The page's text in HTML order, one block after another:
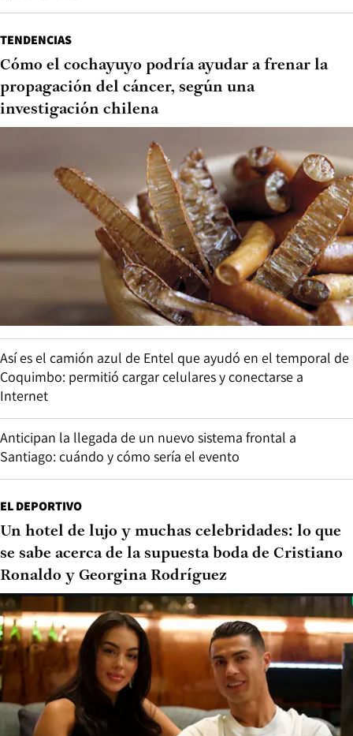
TENDENCIAS
Cómo el cochayuyo podría ayudar a frenar la
propagación del cáncer, según una
investigación chilena
Así es el camión azul de Entel que ayudó en el temporal de
Coquimbo: permitió cargar celulares y conectarse a
Internet
Anticipan la llegada de un nuevo sistema frontal a
Santiago: cuándo y cómo sería el evento
EL DEPORTIVO
Un hotel de lujo y muchas celebridades: lo que
se sabe acerca de la supuesta boda de Cristiano
Ronaldo y Georgina Rodríguez